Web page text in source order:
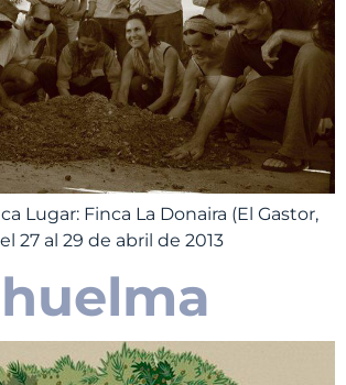
Lugar: Finca La Donaira (El Gastor,
27 al 29 de abril de 2013